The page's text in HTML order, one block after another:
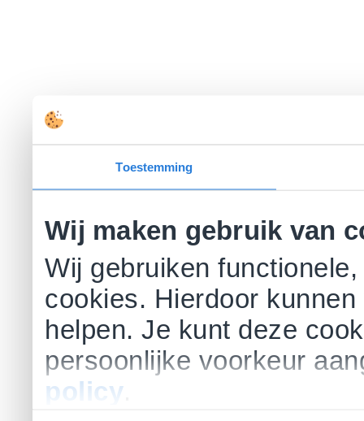
Toestemming
Wij maken gebruik van
Wij gebruiken
cookies. Hierdoor
helpen. Je kunt deze
persoonlijke voorkeur
policy